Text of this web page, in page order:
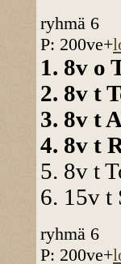
ryhmä 6
P: 200ve+
1. 8v o
2. 8v t
3. 8v t
4. 8v t
5. 8v t
6. 15v t
ryhmä 6
P: 200ve+